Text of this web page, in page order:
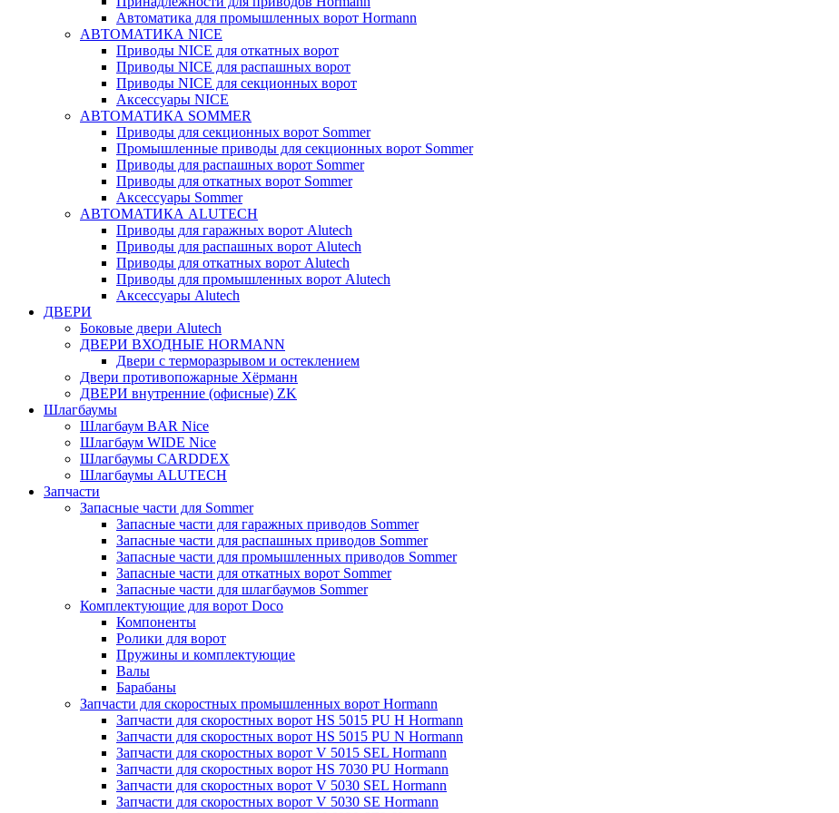
Автоматика для промышленных ворот Hormann
АВТОМАТИКА NICE
Приводы NICE для откатных ворот
Приводы NICE для распашных ворот
Приводы NICE для секционных ворот
Аксессуары NICE
АВТОМАТИКА SOMMER
Приводы для секционных ворот Sommer
Промышленные приводы для секционных ворот Sommer
Приводы для распашных ворот Sommer
Приводы для откатных ворот Sommer
Аксессуары Sommer
АВТОМАТИКА ALUTECH
Приводы для гаражных ворот Alutech
Приводы для распашных ворот Alutech
Приводы для откатных ворот Alutech
Приводы для промышленных ворот Alutech
Аксессуары Alutech
ДВЕРИ
Боковые двери Alutech
ДВЕРИ ВХОДНЫЕ HORMANN
Двери с терморазрывом и остеклением
Двери противопожарные Хёрманн
ДВЕРИ внутренние (офисные) ZK
Шлагбаумы
Шлагбаум BAR Nice
Шлагбаум WIDE Nice
Шлагбаумы CARDDEX
Шлагбаумы ALUTECH
Запчасти
Запасные части для Sommer
Запасные части для гаражных приводов Sommer
Запасные части для распашных приводов Sommer
Запасные части для промышленных приводов Sommer
Запасные части для откатных ворот Sommer
Запасные части для шлагбаумов Sommer
Комплектующие для ворот Doco
Компоненты
Ролики для ворот
Пружины и комплектующие
Валы
Барабаны
Запчасти для скоростных промышленных ворот Hormann
Запчасти для скоростных ворот HS 5015 PU H Hormann
Запчасти для скоростных ворот HS 5015 PU N Hormann
Запчасти для скоростных ворот V 5015 SEL Hormann
Запчасти для скоростных ворот HS 7030 PU Hormann
Запчасти для скоростных ворот V 5030 SEL Hormann
Запчасти для скоростных ворот V 5030 SE Hormann